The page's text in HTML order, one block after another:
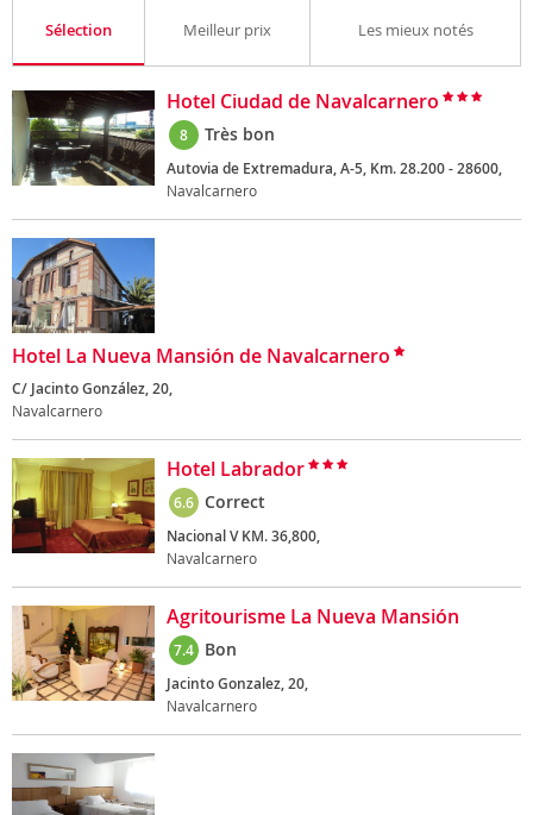
Sélection Meilleur prix Les mieux notés
Hotel Ciudad de Navalcarnero
8 Très bon
Autovia de Extremadura, A-5, Km. 28.200 - 28600,
Navalcarnero
Hotel La Nueva Mansión de Navalcarnero
C/ Jacinto González, 20,
Navalcarnero
Hotel Labrador
6.6 Correct
Nacional V KM. 36,800,
Navalcarnero
Agritourisme La Nueva Mansión
7.4 Bon
Jacinto Gonzalez, 20,
Navalcarnero